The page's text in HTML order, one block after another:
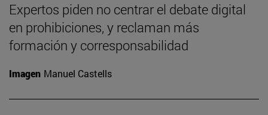
Expertos piden no centrar el debate digital
en prohibiciones, y reclaman más
formación y corresponsabilidad
Imagen Manuel Castells